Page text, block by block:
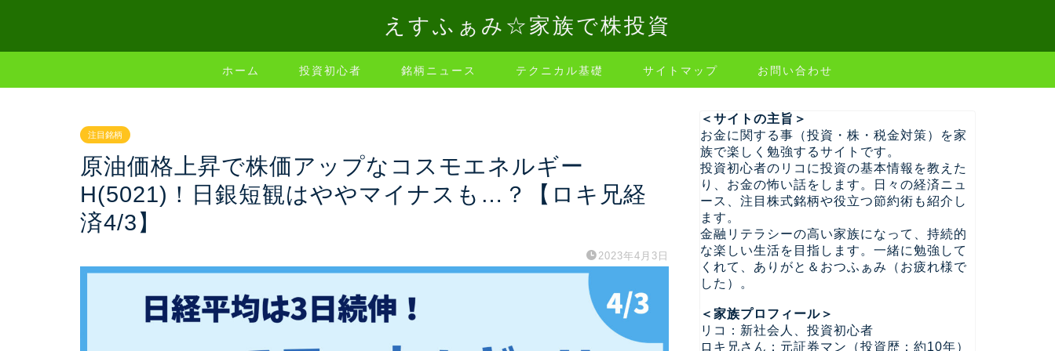
えすふぁみ☆家族で株投資
ホーム 投資初心者 銘柄ニュース テクニカル基礎 サイトマップ お問い合わせ
注目銘柄
原油価格上昇で株価アップなコスモエネルギー
H(5021)！日銀短観はややマイナスも…？【ロキ兄経
済4/3】
2023年4月3日
＜サイトの主旨＞
お金に関する事（投資・株・税金対策）を家
族で楽しく勉強するサイトです。
投資初心者のリコに投資の基本情報を教えた
り、お金の怖い話をします。日々の経済ニュ
ース、注目株式銘柄や役立つ節約術も紹介し
ます。
金融リテラシーの高い家族になって、持続的
な楽しい生活を目指します。一緒に勉強して
くれて、ありがと＆おつふぁみ（お疲れ様で
した）。
＜家族プロフィール＞
リコ：新社会人、投資初心者
ロキ兄さん：元証券マン（投資歴：約10年）